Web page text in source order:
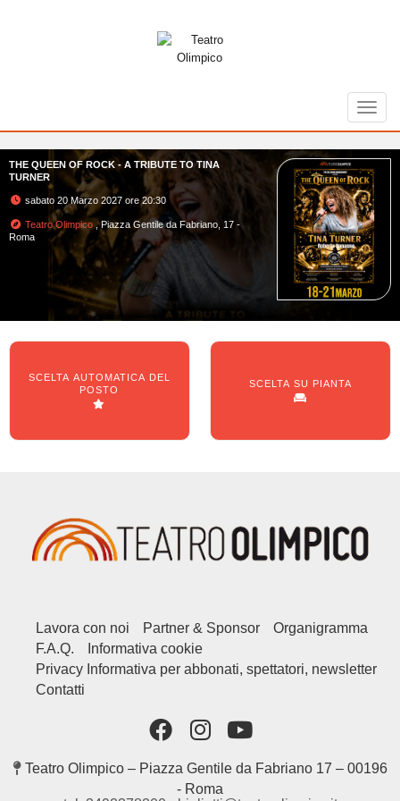
THE QUEEN OF ROCK - A TRIBUTE TO TINA
TURNER
sabato 20 Marzo 2027 ore 20:30
Teatro Olimpico , Piazza Gentile da Fabriano, 17 -
Roma
SCELTA AUTOMATICA DEL
POSTO
SCELTA SU PIANTA
Lavora con noi Partner & Sponsor
Organigramma
F.A.Q.
Informativa cookie
Privacy Informativa per abbonati, spettatori, newsletter
Contatti
Teatro Olimpico – Piazza Gentile da Fabriano 17 – 00196
- Roma